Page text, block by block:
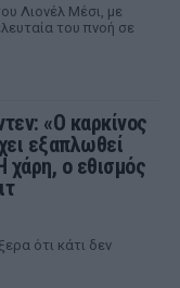
Λιονέλ Μέσι, με
του πνοή σε
«Ο καρκίνος
εξαπλωθεί
χάρη, ο εθισμός
ότι κάτι δεν